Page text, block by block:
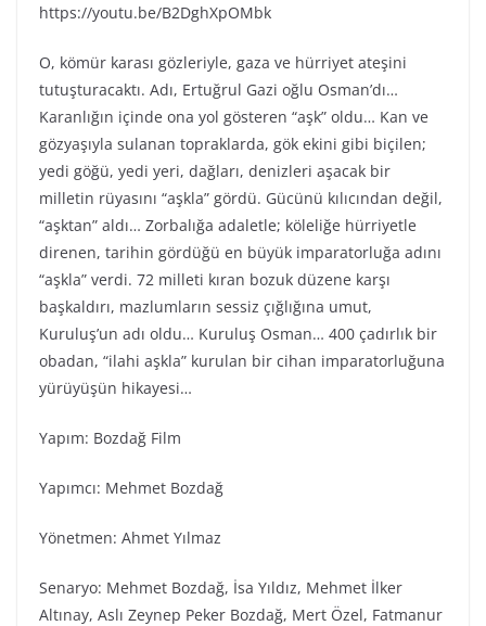
https://youtu.be/B2DghXpOMbk
O, kömür karası gözleriyle, gaza ve hürriyet ateşini
tutuşturacaktı. Adı, Ertuğrul Gazi oğlu Osman’dı…
Karanlığın içinde ona yol gösteren “aşk” oldu… Kan ve
gözyaşıyla sulanan topraklarda, gök ekini gibi biçilen;
yedi göğü, yedi yeri, dağları, denizleri aşacak bir
milletin rüyasını “aşkla” gördü. Gücünü kılıcından değil,
“aşktan” aldı… Zorbalığa adaletle; köleliğe hürriyetle
direnen, tarihin gördüğü en büyük imparatorluğa adını
“aşkla” verdi. 72 milleti kıran bozuk düzene karşı
başkaldırı, mazlumların sessiz çığlığına umut,
Kuruluş’un adı oldu… Kuruluş Osman… 400 çadırlık bir
obadan, “ilahi aşkla” kurulan bir cihan imparatorluğuna
yürüyüşün hikayesi…
Yapım: Bozdağ Film
Yapımcı: Mehmet Bozdağ
Yönetmen: Ahmet Yılmaz
Senaryo: Mehmet Bozdağ, İsa Yıldız, Mehmet İlker
Altınay, Aslı Zeynep Peker Bozdağ, Mert Özel, Fatmanur